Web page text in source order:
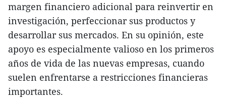
margen financiero adicional para reinvertir en
investigación, perfeccionar sus productos y
desarrollar sus mercados. En su opinión, este
apoyo es especialmente valioso en los primeros
años de vida de las nuevas empresas, cuando
suelen enfrentarse a restricciones financieras
importantes.